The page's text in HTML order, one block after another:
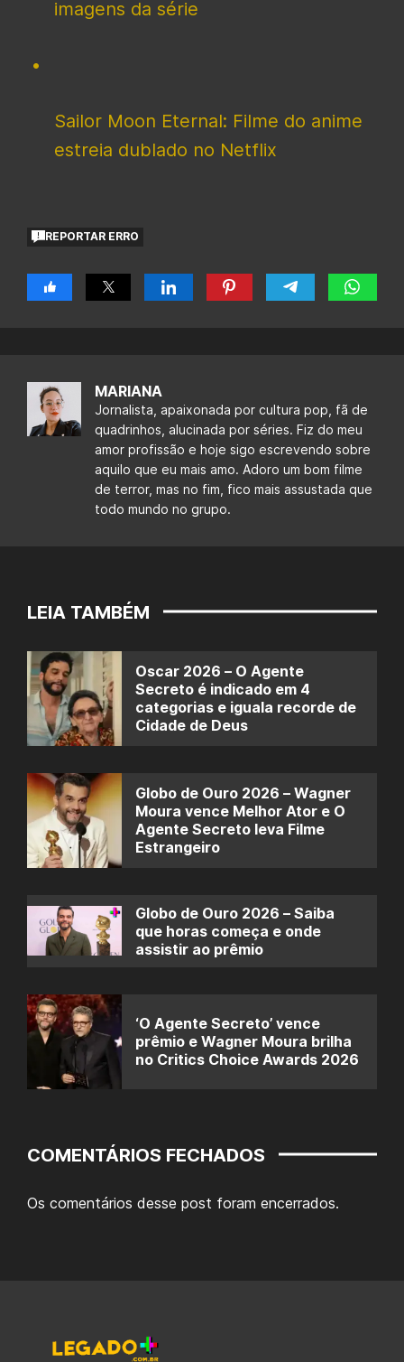
imagens da série
Sailor Moon Eternal: Filme do anime
estreia dublado no Netflix
REPORTAR ERRO
MARIANA
Jornalista, apaixonada por cultura pop, fã de
quadrinhos, alucinada por séries. Fiz do meu
amor profissão e hoje sigo escrevendo sobre
aquilo que eu mais amo. Adoro um bom filme
de terror, mas no fim, fico mais assustada que
todo mundo no grupo.
LEIA TAMBÉM
Oscar 2026 – O Agente
Secreto é indicado em 4
categorias e iguala recorde de
Cidade de Deus
Globo de Ouro 2026 – Wagner
Moura vence Melhor Ator e O
Agente Secreto leva Filme
Estrangeiro
Globo de Ouro 2026 – Saiba
que horas começa e onde
assistir ao prêmio
‘O Agente Secreto’ vence
prêmio e Wagner Moura brilha
no Critics Choice Awards 2026
COMENTÁRIOS FECHADOS
Os comentários desse post foram encerrados.